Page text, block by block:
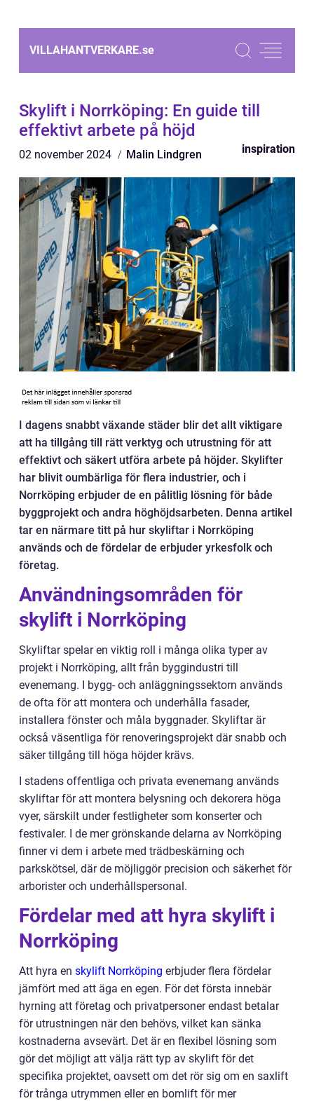
VILLAHANTVERKARE.se
Skylift i Norrköping: En guide till
effektivt arbete på höjd
02 november 2024 Malin Lindgren inspiration
I dagens snabbt växande städer blir det allt viktigare
att ha tillgång till rätt verktyg och utrustning för att
effektivt och säkert utföra arbete på höjder. Skylifter
har blivit oumbärliga för flera industrier, och i
Norrköping erbjuder de en pålitlig lösning för både
byggprojekt och andra höghöjdsarbeten. Denna artikel
tar en närmare titt på hur skyliftar i Norrköping
används och de fördelar de erbjuder yrkesfolk och
företag.
Användningsområden för
skylift i Norrköping
Skyliftar spelar en viktig roll i många olika typer av
projekt i Norrköping, allt från byggindustri till
evenemang. I bygg- och anläggningssektorn används
de ofta för att montera och underhålla fasader,
installera fönster och måla byggnader. Skyliftar är
också väsentliga för renoveringsprojekt där snabb och
säker tillgång till höga höjder krävs.
I stadens offentliga och privata evenemang används
skyliftar för att montera belysning och dekorera höga
vyer, särskilt under festligheter som konserter och
festivaler. I de mer grönskande delarna av Norrköping
finner vi dem i arbete med trädbeskärning och
parkskötsel, där de möjliggör precision och säkerhet för
arborister och underhållspersonal.
Fördelar med att hyra skylift i
Norrköping
Att hyra en skylift Norrköping erbjuder flera fördelar
jämfört med att äga en egen. För det första innebär
hyrning att företag och privatpersoner endast betalar
för utrustningen när den behövs, vilket kan sänka
kostnaderna avsevärt. Det är en flexibel lösning som
gör det möjligt att välja rätt typ av skylift för det
specifika projektet, oavsett om det rör sig om en saxlift
för trånga utrymmen eller en bomlift för mer